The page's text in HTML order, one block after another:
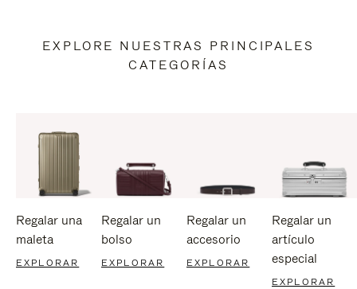
EXPLORE NUESTRAS PRINCIPALES
CATEGORÍAS
Regalar una
maleta
EXPLORAR
Regalar un
bolso
EXPLORAR
Regalar un
accesorio
EXPLORAR
Regalar un
artículo
especial
EXPLORAR